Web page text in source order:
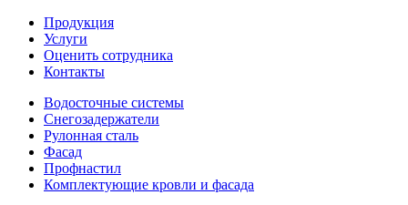
Продукция
Услуги
Оценить сотрудника
Контакты
Водосточные системы
Снегозадержатели
Рулонная сталь
Фасад
Профнастил
Комплектующие кровли и фасада